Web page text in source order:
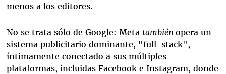
menos a los editores.
No se trata sólo de Google: Meta también opera un
sistema publicitario dominante, "full-stack",
íntimamente conectado a sus múltiples
plataformas, incluidas Facebook e Instagram, donde